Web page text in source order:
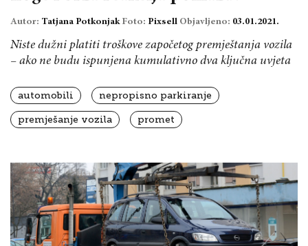
Autor: Tatjana Potkonjak Foto: Pixsell Objavljeno: 03.01.2021.
Niste dužni platiti troškove započetog premještanja vozila
– ako ne budu ispunjena kumulativno dva ključna uvjeta
automobili nepropisno parkiranje
premješanje vozila promet